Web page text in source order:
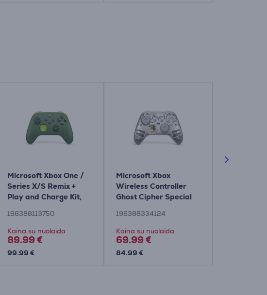
Microsoft Xbox One /
Series X/S Remix +
Play and Charge Kit,
pultelis
196388113750
Kaina su nuolaida
89.99 €
99.99 €
Microsoft Xbox
Wireless Controller
Ghost Cipher Special
X/S, pilkas - Belaidis
žaidimų pultelis
196388334124
Kaina su nuolaida
69.99 €
84.99 €